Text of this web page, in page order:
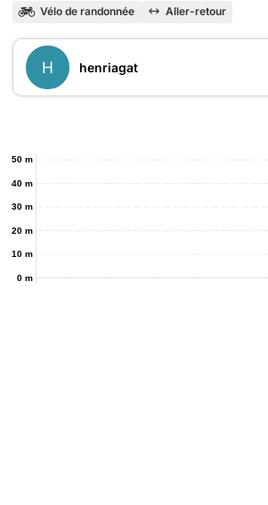
Vélo de randonnée Aller-retour
H henriagat
0 m
10 m
20 m
30 m
40 m
50 m